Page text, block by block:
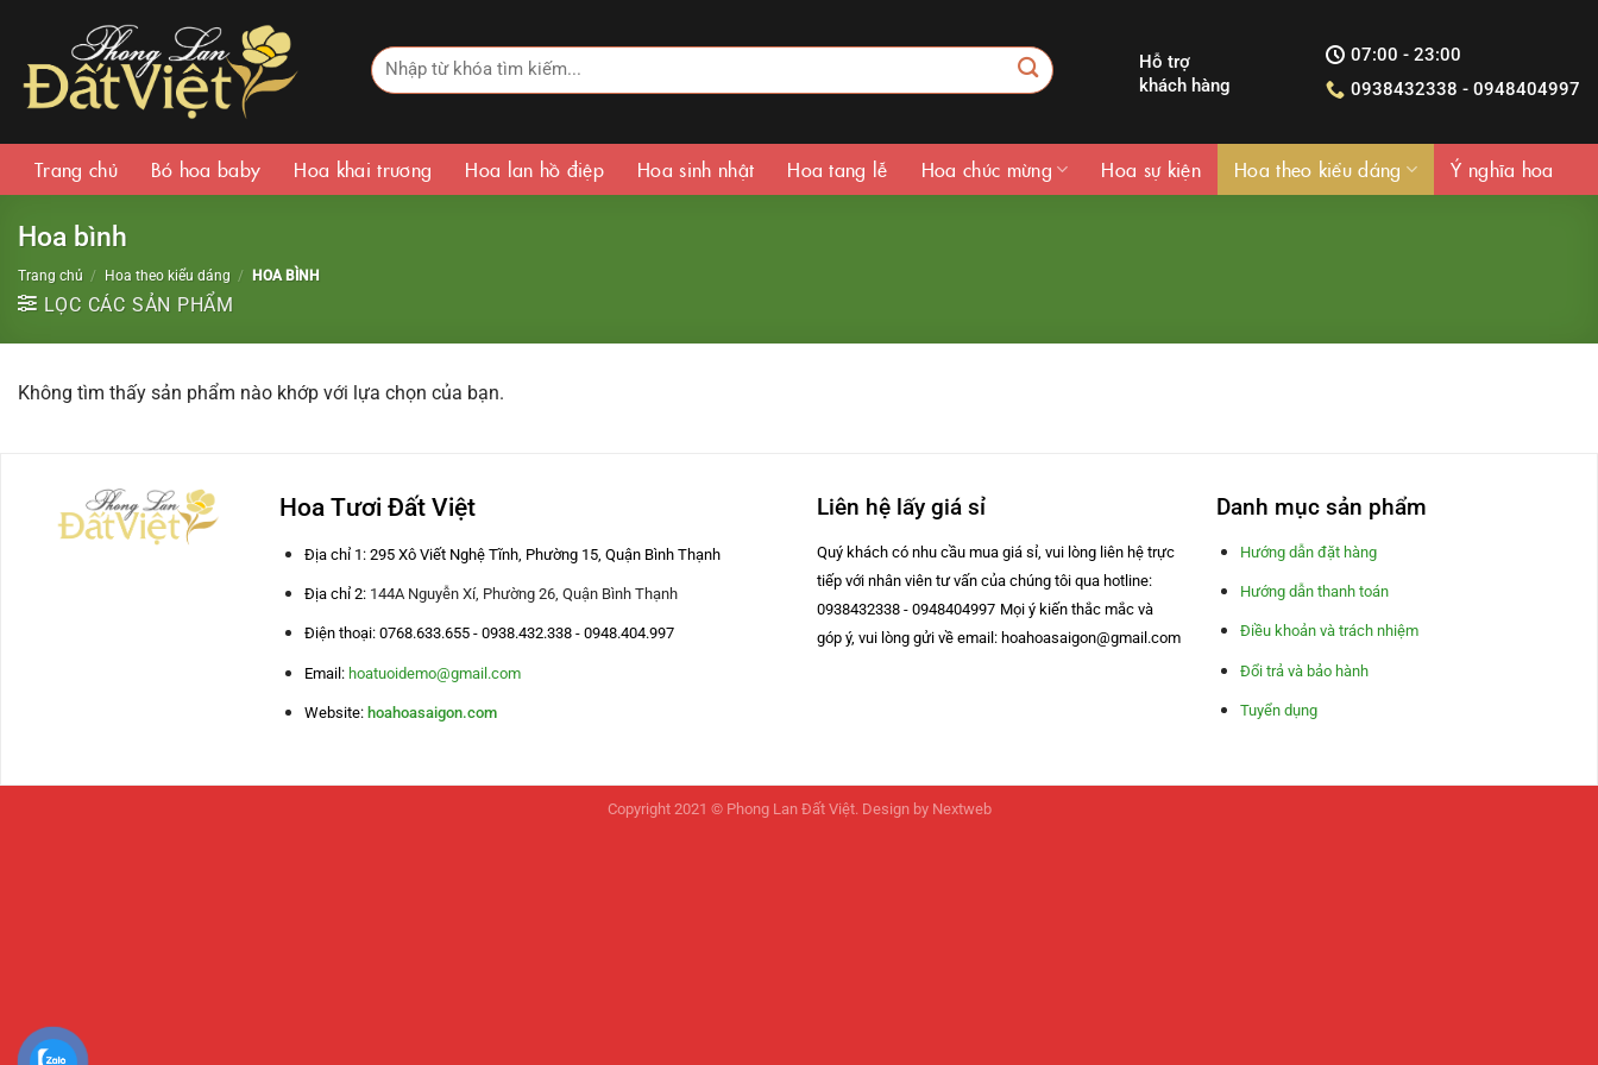
dung
Tìm
kiếm:
Hỗ trợ
khách hàng
07:00 - 23:00
0938432338 - 0948404997
Trang chủ Bó hoa baby Hoa khai trương Hoa lan hồ điệp Hoa sinh nhật Hoa tang lễ Hoa chúc mừng Hoa sự kiện Hoa theo kiểu dáng Ý nghĩa hoa
Hoa bình
Trang chủ / Hoa theo kiểu dáng / HOA BÌNH
LỌC CÁC SẢN PHẨM
Không tìm thấy sản phẩm nào khớp với lựa chọn của bạn.
Hoa Tươi Đất Việt
Địa chỉ 1: 295 Xô Viết Nghệ Tĩnh, Phường 15, Quận Bình Thạnh
Địa chỉ 2: 144A Nguyễn Xí, Phường 26, Quận Bình Thạnh
Điện thoại: 0768.633.655 - 0938.432.338 - 0948.404.997
Email: hoatuoidemo@gmail.com
Website: hoahoasaigon.com
Liên hệ lấy giá sỉ
Quý khách có nhu cầu mua giá sỉ, vui lòng liên hệ trực
tiếp với nhân viên tư vấn của chúng tôi qua hotline:
0938432338 - 0948404997 Mọi ý kiến thắc mắc và
góp ý, vui lòng gửi về email: hoahoasaigon@gmail.com
Danh mục sản phẩm
Hướng dẫn đặt hàng
Hướng dẫn thanh toán
Điều khoản và trách nhiệm
Đổi trả và bảo hành
Tuyển dụng
Copyright 2021 © Phong Lan Đất Việt. Design by Nextweb